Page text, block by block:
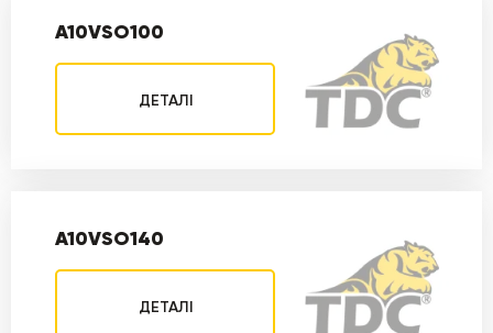
A10VSO100
ДЕТАЛІ
A10VSO140
ДЕТАЛІ